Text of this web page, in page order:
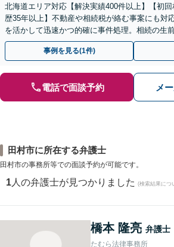
北海道エリア対応【解決実績400件以上】【初
歴35年以上】不動産や相続税が絡む事案にも対
を活かして迅速かつ的確に事件処理。相続の生
システムもお任せ【完全個室】【自衛隊前駅8分
事例を見る(1件)
電話で面談予約 メ
田村市に所在する弁護士
田村市の事務所等での面談予約が可能です。
1 人の弁護士が見つかりました (検索結果につ
橋本 隆亮 弁護士
たむら法律事務所